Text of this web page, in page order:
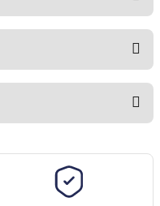
öneri formunu kullanarak